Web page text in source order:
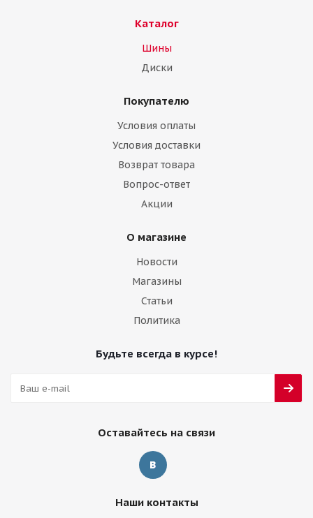
Каталог
Шины
Диски
Покупателю
Условия оплаты
Условия доставки
Возврат товара
Вопрос-ответ
Акции
О магазине
Новости
Магазины
Статьи
Политика
Будьте всегда в курсе!
Оставайтесь на связи
Наши контакты